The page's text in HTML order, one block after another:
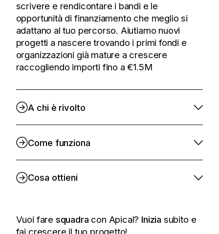
scrivere e rendicontare i bandi e le
opportunità di finanziamento che meglio si
adattano al tuo percorso. Aiutiamo nuovi
progetti a nascere trovando i primi fondi e
organizzazioni già mature a crescere
raccogliendo importi fino a €1.5M
A chi è rivolto
Come funziona
Cosa ottieni
Vuoi fare squadra con Apical? Inizia subito e
fai crescere il tuo progetto!